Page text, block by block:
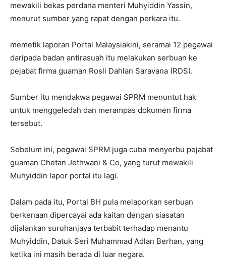
mewakili bekas perdana menteri Muhyiddin Yassin,
menurut sumber yang rapat dengan perkara itu.
memetik laporan Portal Malaysiakini, seramai 12 pegawai
daripada badan antirasuah itu melakukan serbuan ke
pejabat firma guaman Rosli Dahlan Saravana (RDS).
Sumber itu mendakwa pegawai SPRM menuntut hak
untuk menggeledah dan merampas dokumen firma
tersebut.
Sebelum ini, pegawai SPRM juga cuba menyerbu pejabat
guaman Chetan Jethwani & Co, yang turut mewakili
Muhyiddin lapor portal itu lagi.
Dalam pada itu, Portal BH pula melaporkan serbuan
berkenaan dipercayai ada kaitan dengan siasatan
dijalankan suruhanjaya terbabit terhadap menantu
Muhyiddin, Datuk Seri Muhammad Adlan Berhan, yang
ketika ini masih berada di luar negara.